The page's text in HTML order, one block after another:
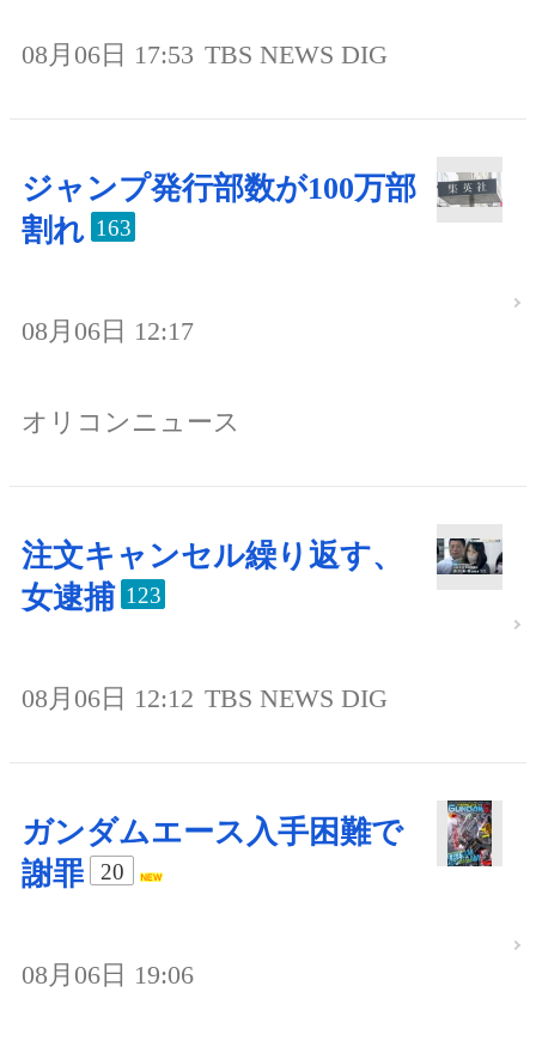
08月06日 17:53 TBS NEWS DIG
ジャンプ発行部数が100万部
割れ 163
08月06日 12:17
オリコンニュース
注文キャンセル繰り返す、
女逮捕 123
08月06日 12:12 TBS NEWS DIG
ガンダムエース入手困難で
謝罪
20
08月06日 19:06